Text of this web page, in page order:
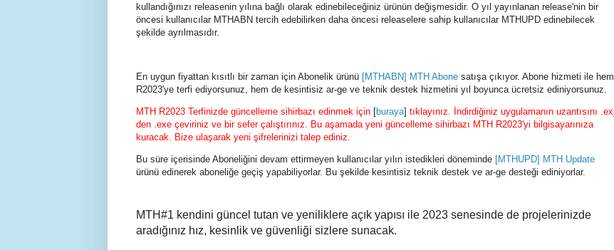
kullandığınızı releasenin yılına bağlı olarak edinebileceğiniz ürünün değişmesidir. O yıl yayınlanan release'nin bir
öncesi kullanıcılar MTHABN tercih edebilirken daha öncesi releaselere sahip kullanıcılar MTHUPD edinebilecek
şekilde ayrılmasıdır.
En uygun fiyattan kısıtlı bir zaman için Abonelik ürünü [MTHABN] MTH Abone satışa çıkıyor. Abone hizmeti ile hem
R2023'ye terfi ediyorsunuz, hem de kesintisiz ar-ge ve teknik destek hizmetini yıl boyunca ücretsiz ediniyorsunuz.
MTH R2023 Terfinizde güncelleme sihirbazı edinmek için [buraya] tıklayınız. İndirdiğiniz uygulamanın uzantısını .ex_
den .exe çeviriniz ve bir sefer çalıştırınız. Bu aşamada yeni güncelleme sihirbazı MTH R2023'yi bilgisayarınıza
kuracak. Bize ulaşarak yeni şifrelerinizi talep ediniz.
Bu süre içerisinde Aboneliğini devam ettirmeyen kullanıcılar yılın istedikleri döneminde [MTHUPD] MTH Update
ürünü edinerek aboneliğe geçiş yapabiliyorlar. Bu şekilde kesintisiz teknik destek ve ar-ge desteği ediniyorlar.
MTH#1 kendini güncel tutan ve yeniliklere açık yapısı ile 2023 senesinde de projelerinizde
aradığınız hız, kesinlik ve güvenliği sizlere sunacak.